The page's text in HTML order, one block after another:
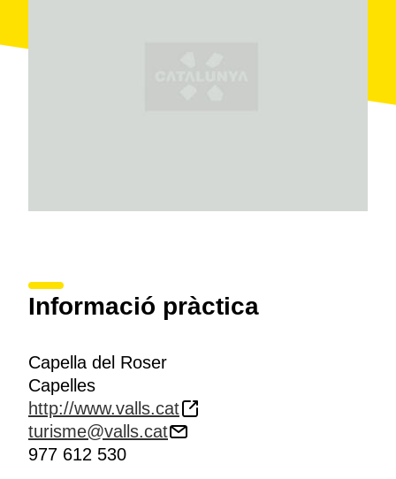
Informació pràctica
Capella del Roser
Capelles
http://www.valls.cat
turisme@valls.cat
977 612 530